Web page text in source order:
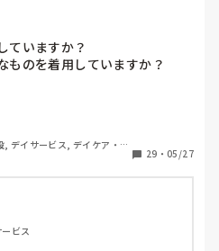
ていますか？
ものを着用していますか？
デイサービス, デイケア・通
29 ・ 05/27
ビス